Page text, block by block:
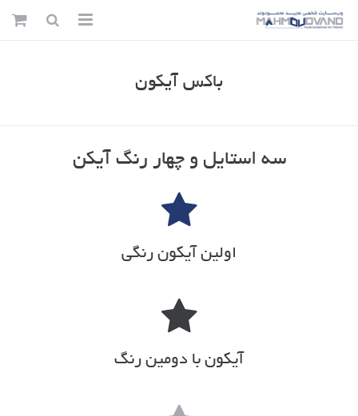
باکس آیکون
سه استایل و چهار رنگ آیکن
اولین آیکون رنگی
آیکون با دومین رنگ